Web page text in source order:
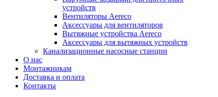
устройств
Вентиляторы Aereco
Аксессуары для вентиляторов
Вытяжные устройства Aereco
Аксессуары для вытяжных устройств
Канализационные насосные станции
О нас
Монтажникам
Доставка и оплата
Контакты